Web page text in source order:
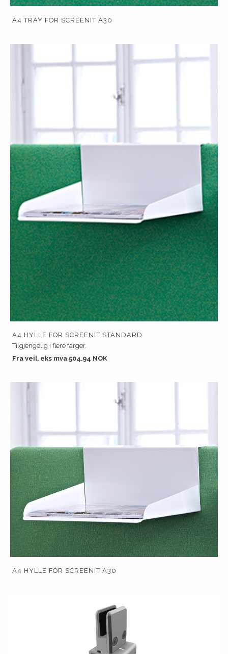
A4 TRAY FOR SCREENIT A30
A4 HYLLE FOR SCREENIT STANDARD
Tilgjengelig i flere farger.
Fra veil. eks mva 504.94 NOK
A4 HYLLE FOR SCREENIT A30